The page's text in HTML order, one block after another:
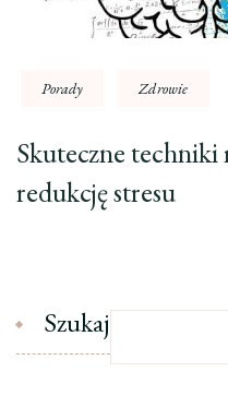
Porady Zdrowie
Skuteczne techniki
redukcję stresu
Szukaj